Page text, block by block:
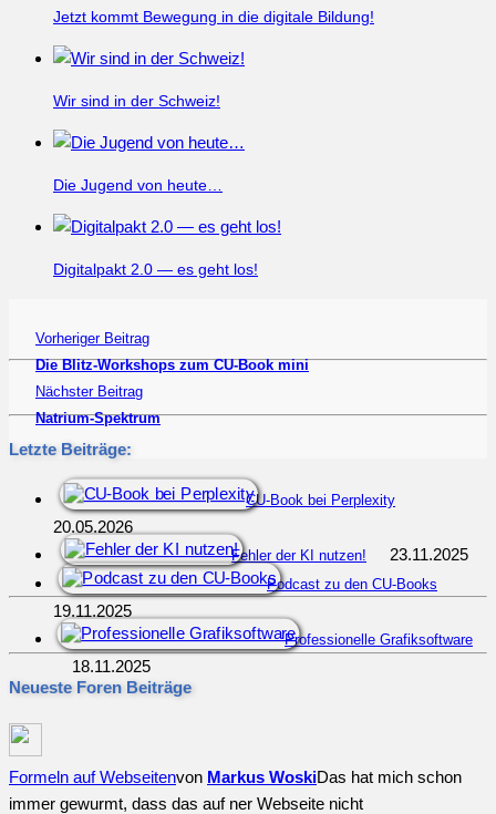
Jetzt kommt Bewegung in die digitale Bildung!
Wir sind in der Schweiz!
Die Jugend von heute…
Digitalpakt 2.0 — es geht los!
Vorheriger Beitrag
Die Blitz-Workshops zum CU-Book mini
Nächster Beitrag
Natrium-Spektrum
Letzte Beiträge:
CU-Book bei Perplexity
20.05.2026
Fehler der KI nutzen! 23.11.2025
Podcast zu den CU-Books
19.11.2025
Professionelle Grafiksoftware
18.11.2025
Neueste Foren Beiträge
Formeln auf Webseitenvon Markus WoskiDas hat mich schon
immer gewurmt, dass das auf ner Webseite nicht